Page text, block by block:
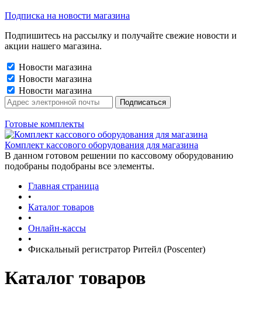
Подписка на новости магазина
Подпишитесь на рассылку и получайте свежие новости и
акции нашего магазина.
Новости магазина
Новости магазина
Новости магазина
Готовые комплекты
Комплект кассового оборудования для магазина
В данном готовом решении по кассовому оборудованию
подобраны подобраны все элементы.
Главная страница
•
Каталог товаров
•
Онлайн-кассы
•
Фискальный регистратор Ритейл (Poscenter)
Каталог товаров